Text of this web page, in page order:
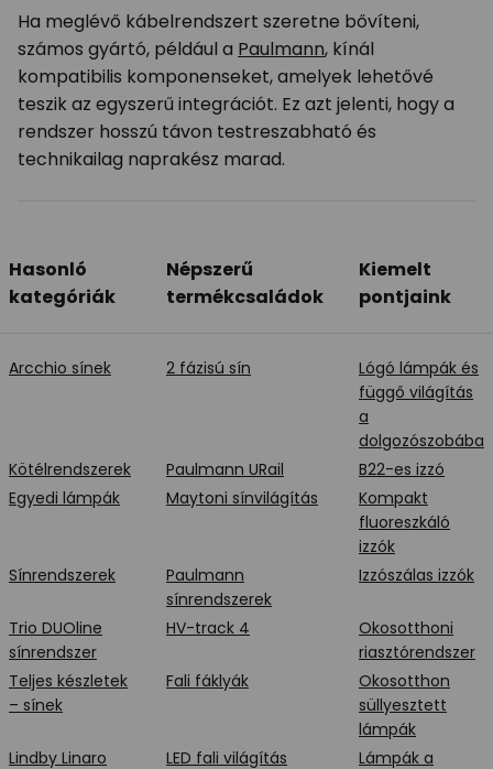
Ha meglévő kábelrendszert szeretne bővíteni,
számos gyártó, például a Paulmann, kínál
kompatibilis komponenseket, amelyek lehetővé
teszik az egyszerű integrációt. Ez azt jelenti, hogy a
rendszer hosszú távon testreszabható és
technikailag naprakész marad.
Hasonló
kategóriák
Népszerű
termékcsaládok
Kiemelt
pontjaink
Arcchio sínek 2 fázisú sín
Lógó lámpák és
függő világítás
a
dolgozószobába
Kötélrendszerek
Paulmann URail
B22-es izzó
Egyedi lámpák
Maytoni sínvilágítás
Kompakt
fluoreszkáló
izzók
Sínrendszerek
Paulmann
sínrendszerek
Izzószálas izzók
Trio DUOline
sínrendszer
HV-track 4
Okosotthoni
riasztórendszer
Teljes készletek
– sínek
Fali fáklyák
Okosotthon
süllyesztett
lámpák
Lindby Linaro
LED fali világítás Lámpák a